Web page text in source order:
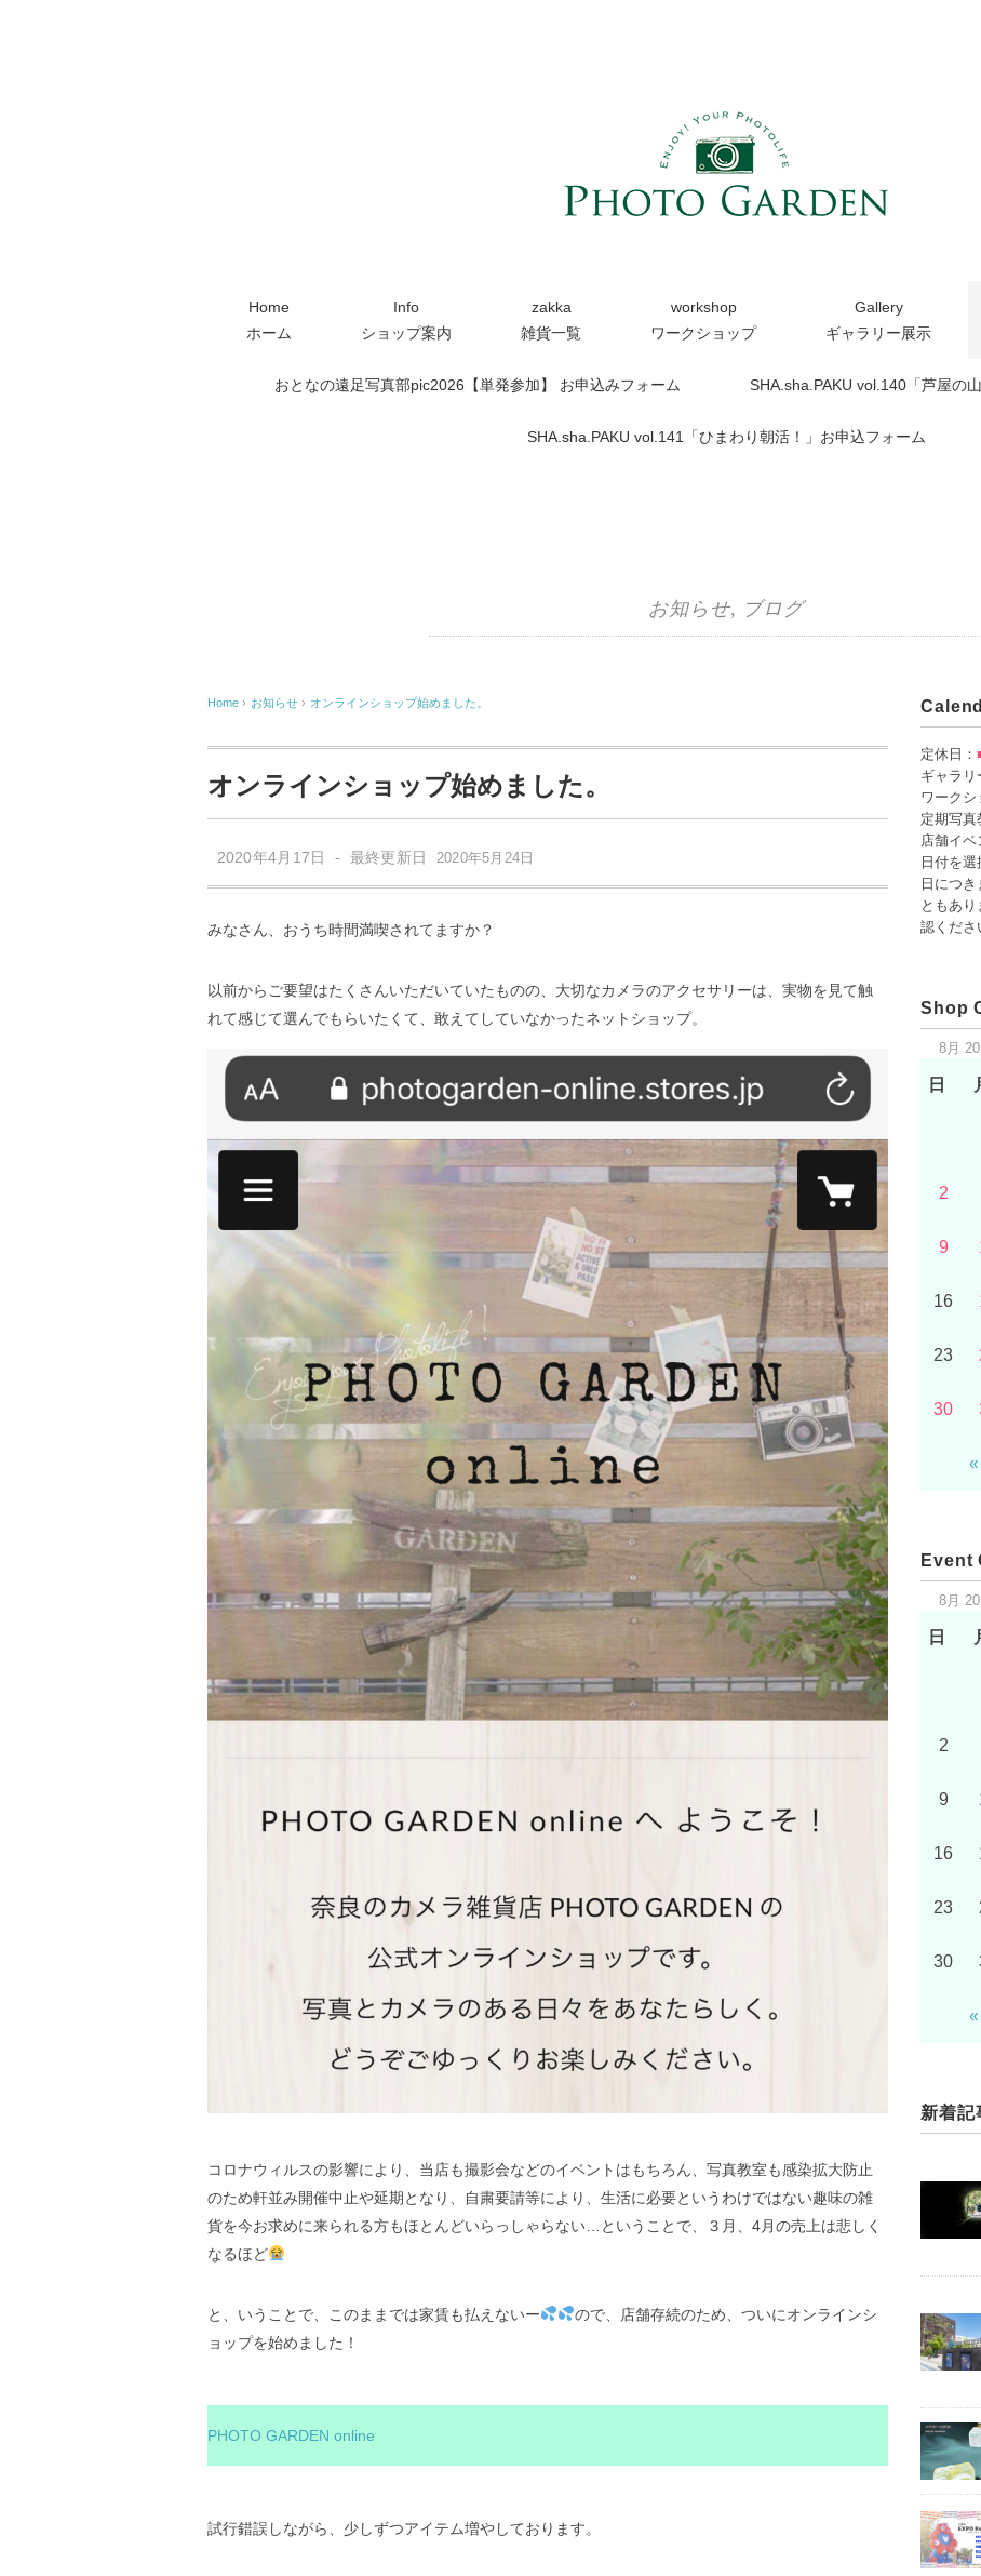
Home
ホーム
Info
ショップ案内
zakka
雑貨一覧
workshop
ワークショップ
Gallery
ギャラリー展示
おとなの遠足写真部pic2026【単発参加】 お申込みフォーム SHA.sha.PAKU vol.140「芦屋の
SHA.sha.PAKU vol.141「ひまわり朝活！」お申込フォーム
お知らせ, ブログ
Home › お知らせ › オンラインショップ始めました。
オンラインショップ始めました。
2020年4月17日 - 最終更新日 2020年5月24日
みなさん、おうち時間満喫されてますか？
以前からご要望はたくさんいただいていたものの、大切なカメラのアクセサリーは、実物を見て触
れて感じて選んでもらいたくて、敢えてしていなかったネットショップ。
コロナウィルスの影響により、当店も撮影会などのイベントはもちろん、写真教室も感染拡大防止
のため軒並み開催中止や延期となり、自粛要請等により、生活に必要というわけではない趣味の雑
貨を今お求めに来られる方もほとんどいらっしゃらない…ということで、３月、4月の売上は悲しく
なるほど
と、いうことで、このままでは家賃も払えないー
ので、店舗存続のため、ついにオンラインシ
ョップを始めました！
PHOTO GARDEN online
試行錯誤しながら、少しずつアイテム増やしております。
定休日：
ギャラリ
ワークシ
定期写真
店舗イベ
日付を
日につ
ともあ
認くださ
Shop
8月
日
2
9
16
23
30
«
Event
8月
日
2
9
16
23
30
«
新着記